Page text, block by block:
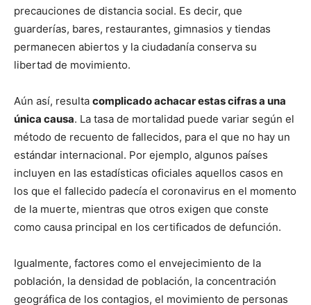
precauciones de distancia social. Es decir, que
guarderías, bares, restaurantes, gimnasios y tiendas
permanecen abiertos y la ciudadanía conserva su
libertad de movimiento.
Aún así, resulta complicado achacar estas cifras a una
única causa. La tasa de mortalidad puede variar según el
método de recuento de fallecidos, para el que no hay un
estándar internacional. Por ejemplo, algunos países
incluyen en las estadísticas oficiales aquellos casos en
los que el fallecido padecía el coronavirus en el momento
de la muerte, mientras que otros exigen que conste
como causa principal en los certificados de defunción.
Igualmente, factores como el envejecimiento de la
población, la densidad de población, la concentración
geográfica de los contagios, el movimiento de personas